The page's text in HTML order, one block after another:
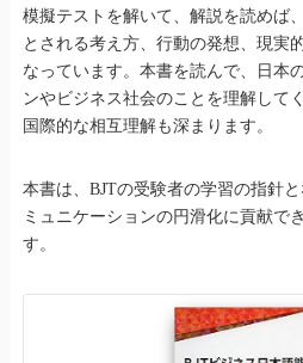
模擬テストを解いて、解説を読めば
とされる考え方、行動の発想、現実
なっています。本書を読んで、日本
ンやビジネス社会のことを理解して
国際的な相互理解も深まります。
本書は、BJTの受験者の学習の指針
ミュニケーションの円滑化に貢献で
す。